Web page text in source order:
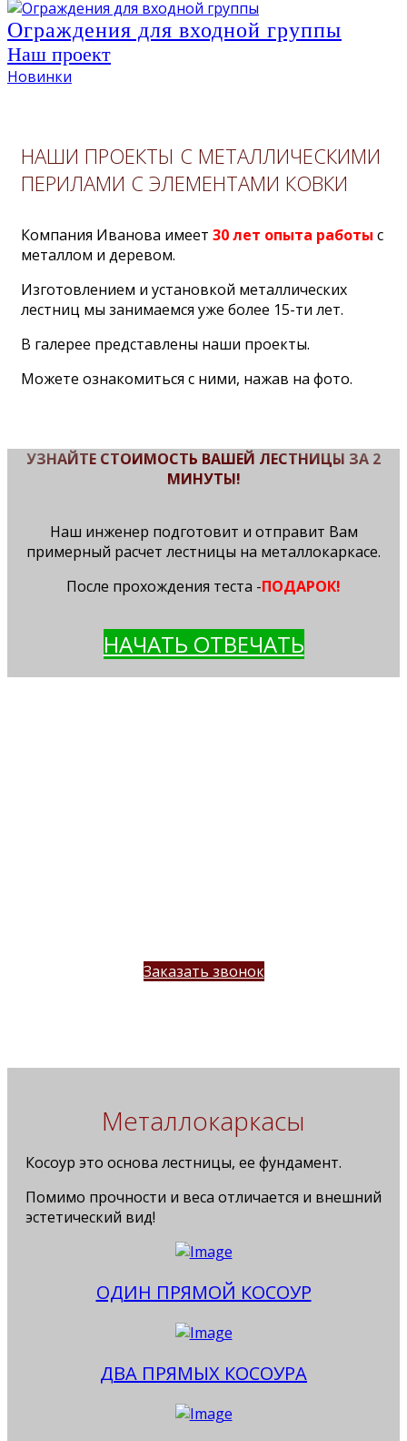
Ограждения для входной группы
Наш проект
Новинки
НАШИ ПРОЕКТЫ С МЕТАЛЛИЧЕСКИМИ
ПЕРИЛАМИ С ЭЛЕМЕНТАМИ КОВКИ
Компания Иванова имеет 30 лет опыта работы с
металлом и деревом.
Изготовлением и установкой металлических
лестниц мы занимаемся уже более 15-ти лет.
В галерее представлены наши проекты.
Можете ознакомиться с ними, нажав на фото.
УЗНАЙТЕ СТОИМОСТЬ ВАШЕЙ ЛЕСТНИЦЫ ЗА 2
МИНУТЫ!
Наш инженер подготовит и отправит Вам
примерный расчет лестницы на металлокаркасе.
После прохождения теста -ПОДАРОК!
НАЧАТЬ ОТВЕЧАТЬ
Заказать звонок
Металлокаркасы
Косоур это основа лестницы, ее фундамент.
Помимо прочности и веса отличается и внешний
эстетический вид!
ОДИН ПРЯМОЙ КОСОУР
ДВА ПРЯМЫХ КОСОУРА